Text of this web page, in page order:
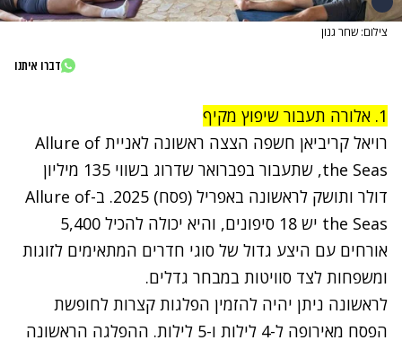
צילום: שחר גנון
דברו איתנו
1. אלורה תעבור שיפוץ מקיף
רויאל קריביאן חשפה הצצה ראשונה לאניית Allure of
the Seas,
שתעבור בפברואר שדרוג בשווי 135 מיליון
דולר ותושק לראשונה באפריל (פסח) 2025.
ב-Allure of
the Seas יש 18 סיפונים, והיא יכולה להכיל 5,400
אורחים עם היצע גדול של סוגי חדרים המתאימים לזוגות
ומשפחות לצד סוויטות במבחר גדלים.
לראשונה ניתן יהיה להזמין הפלגות קצרות לחופשת
הפסח מאירופה ל-4 לילות ו-5 לילות. ההפלגה הראשונה